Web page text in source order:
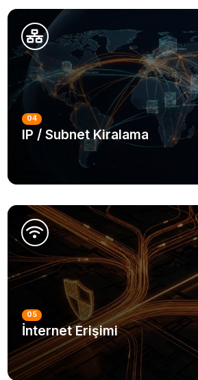
04
IP / Subnet Kiralama
05
İnternet Erişimi